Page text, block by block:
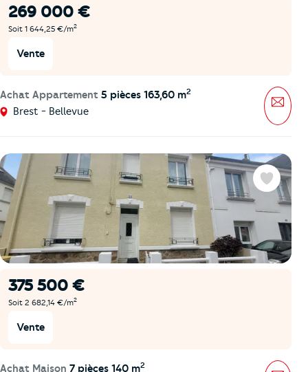
269 000 €
Soit 1 644,25 €/m2
Vente
Achat Appartement 5 pièces 163,60 m2
Brest - Bellevue
375 500 €
Soit 2 682,14 €/m2
Vente
Achat Maison 7 pièces 140 m2
Favoris